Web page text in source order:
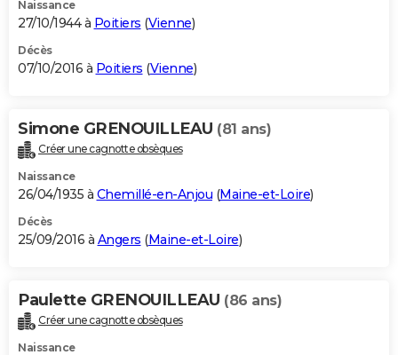
Naissance
27/10/1944 à Poitiers (Vienne)
Décès
07/10/2016 à Poitiers (Vienne)
Simone GRENOUILLEAU (81 ans)
Créer une cagnotte obsèques
Naissance
26/04/1935 à Chemillé-en-Anjou (Maine-et-Loire)
Décès
25/09/2016 à Angers (Maine-et-Loire)
Paulette GRENOUILLEAU (86 ans)
Créer une cagnotte obsèques
Naissance